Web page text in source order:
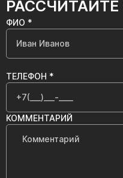
РАССЧИТАЙТЕ
ФИО *
ТЕЛЕФОН *
КОММЕНТАРИЙ